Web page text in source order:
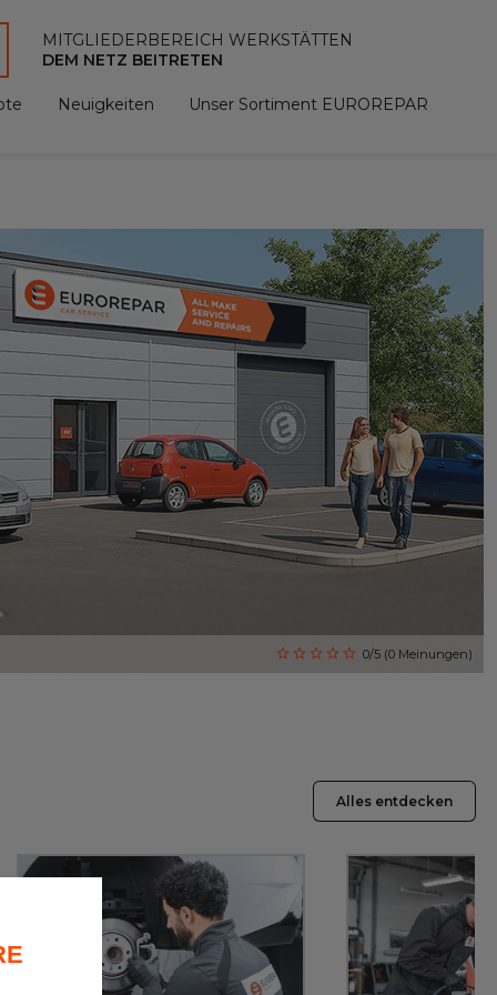
MITGLIEDERBEREICH WERKSTÄTTEN
DEM NETZ BEITRETEN
Neuigkeiten Unser Sortiment EUROREPAR
0/5 (0 Meinungen)
Alles entdecken